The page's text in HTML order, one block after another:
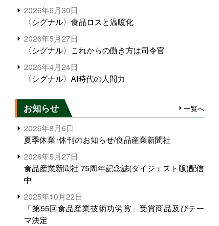
2026年6月30日
〈シグナル〉食品ロスと温暖化
2026年5月27日
〈シグナル〉これからの働き方は司令官
2026年4月24日
〈シグナル〉AI時代の人間力
お知らせ 一覧へ
2026年8月6日
夏季休業･休刊のお知らせ/食品産業新聞社
2026年5月27日
食品産業新聞社 75周年記念誌(ダイジェスト版)配信
中
2025年10月22日
「第55回食品産業技術功労賞」受賞商品及びテー
マ決定